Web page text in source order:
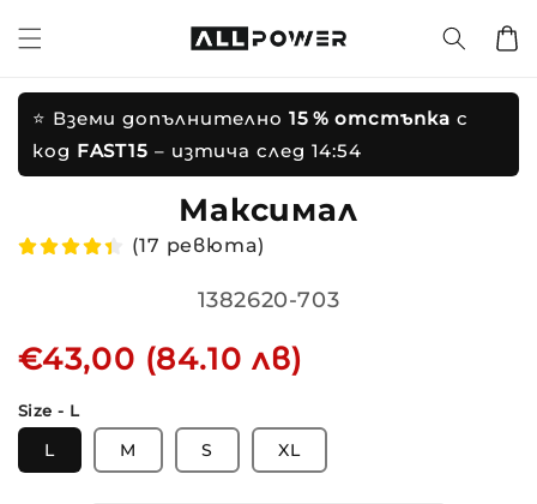
продукта
⭐ Вземи допълнително 15 % отстъпка с
код FAST15 – изтича след 14:53
Максимален
(17 ревюта)
Translation
bg.products.product.sku:
1382620-703
Редовна
€43,00 (84.10 лв)
Size - L
L M S XL